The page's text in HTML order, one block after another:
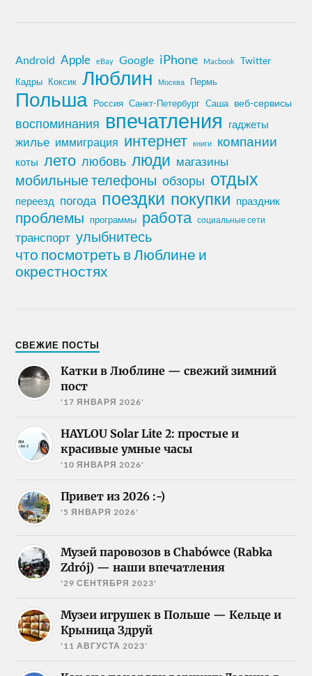
Android Apple eBay Google iPhone Macbook Twitter
Кадры Коксик Люблин Москва Пермь
Польша Россия Санкт-Петербург Саша веб-сервисы
воспоминания впечатления гаджеты
жилье иммиграция интернет книги компании
коты лето любовь люди магазины
мобильные телефоны обзоры отдых
переезд погода поездки покупки праздник
проблемы программы работа социальные сети
транспорт улыбнитесь
что посмотреть в Люблине и
окрестностях
СВЕЖИЕ ПОСТЫ
Катки в Люблине — свежий зимний
пост
'17 ЯНВАРЯ 2026'
HAYLOU Solar Lite 2: простые и
красивые умные часы
'10 ЯНВАРЯ 2026'
Привет из 2026 :-)
'5 ЯНВАРЯ 2026'
Музей паровозов в Chabówce (Rabka
Zdrój) — наши впечатления
'29 СЕНТЯБРЯ 2023'
Музеи игрушек в Польше — Кельце и
Крыница Здруй
'11 АВГУСТА 2023'